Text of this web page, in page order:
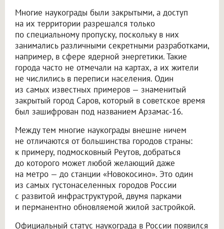
Многие наукограды были закрытыми, а доступ
на их территории разрешался только
по специальному пропуску, поскольку в них
занимались различными секретными разработками,
например, в сфере ядерной энергетики. Такие
города часто не отмечали на картах, а их жители
не числились в переписи населения. Один
из самых известных примеров — знаменитый
закрытый город Саров, который в советское время
был зашифрован под названием Арзамас-16.
Между тем многие наукограды внешне ничем
не отличаются от большинства городов страны:
к примеру, подмосковный Реутов, добраться
до которого может любой желающий даже
на метро — до станции «Новокосино». Это один
из самых густонаселенных городов России
с развитой инфраструктурой, двумя парками
и перманентно обновляемой жилой застройкой.
Официальный статус наукограда в России появился